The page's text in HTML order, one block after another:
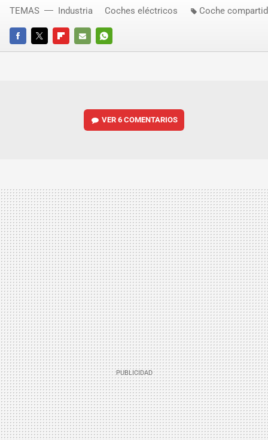
FACEBOOKTWITTERFLIPBOARD
E-
WHATSAPP
TEMAS Industria Coches eléctricos Coche
VER6 COMENTARIOS